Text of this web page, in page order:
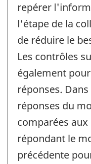
repérer
l'étape de la
de réduire le
Les contrôles
également
réponses.
réponses du
comparées
répondant le
précédente